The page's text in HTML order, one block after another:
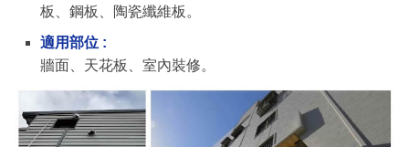
板、鋼板、陶瓷纖維板。
適用部位 :
牆面、天花板、室內裝修。